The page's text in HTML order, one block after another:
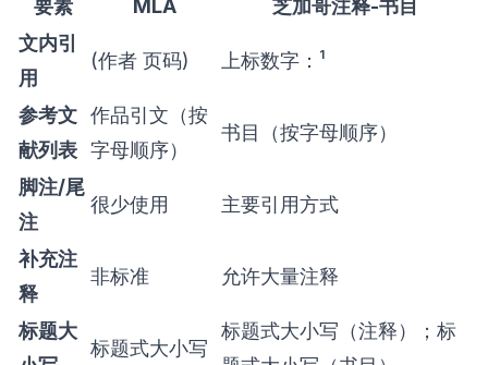
要素
MLA
芝加哥注释-书目
文内引
用
(作者 页码) 上标数字：¹
参考文
献列表
作品引文（按
字母顺序）
书目（按字母顺序）
脚注/尾
注
很少使用 主要引用方式
补充注
释
非标准 允许大量注释
标题大
标题式大小写
标题式大小写（注释）；标